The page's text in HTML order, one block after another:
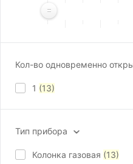
Кол-во одновременно
1 (13)
Тип прибора
Колонка газовая (13)